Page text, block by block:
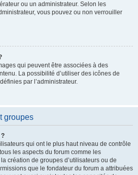
ou un administrateur. Selon les
vous pouvez ou non verrouiller
qui peuvent être associées à des
La possibilité d’utiliser des icônes de
par l’administrateur.
groupes
qui ont le plus haut niveau de contrôle
les aspects du forum comme les
création de groupes d’utilisateurs ou de
que le fondateur du forum a attribuées